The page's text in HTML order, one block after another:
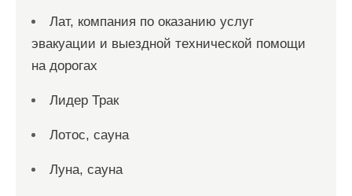
Лат, компания по оказанию услуг
эвакуации и выездной технической помощи
на дорогах
Лидер Трак
Лотос, сауна
Луна, сауна